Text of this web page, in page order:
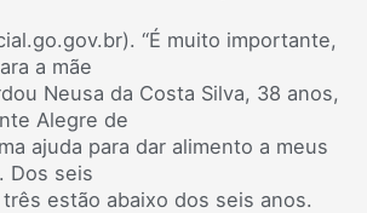
“É muito importante,
a mãe
Neusa da Costa Silva, 38 anos,
Alegre de
ajuda para dar alimento a meus
Dos seis
estão abaixo dos seis anos.